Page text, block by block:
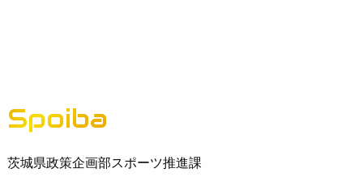
Spoiba
茨城県政策企画部スポーツ推進課